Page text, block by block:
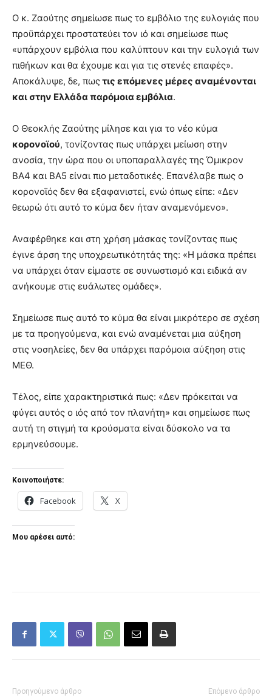
Ο κ. Ζαούτης σημείωσε πως το εμβόλιο της ευλογιάς που
προϋπάρχει προστατεύει τον ιό και σημείωσε πως
«υπάρχουν εμβόλια που καλύπτουν και την ευλογιά των
πιθήκων και θα έχουμε και για τις στενές επαφές».
Αποκάλυψε, δε, πωςτις επόμενες μέρες αναμένονται
και στην Ελλάδα παρόμοια εμβόλια.
Ο Θεοκλής Ζαούτης μίλησε και για το νέο κύμα
κορονοϊού, τονίζοντας πως υπάρχει μείωση στην
ανοσία, την ώρα που οι υποπαραλλαγές της Όμικρον
ΒΑ4 και ΒΑ5 είναι πιο μεταδοτικές. Επανέλαβε πως ο
κορονοϊός δεν θα εξαφανιστεί, ενώ όπως είπε: «Δεν
θεωρώ ότι αυτό το κύμα δεν ήταν αναμενόμενο».
Αναφέρθηκε και στη χρήση μάσκας τονίζοντας πως
έγινε άρση της υποχρεωτικότητάς της: «Η μάσκα πρέπει
να υπάρχει όταν είμαστε σε συνωστισμό και ειδικά αν
ανήκουμε στις ευάλωτες ομάδες».
Σημείωσε πως αυτό το κύμα θα είναι μικρότερο σε σχέση
με τα προηγούμενα, και ενώ αναμένεται μια αύξηση
στις νοσηλείες, δεν θα υπάρχει παρόμοια αύξηση στις
ΜΕΘ.
Τέλος, είπε χαρακτηριστικά πως: «Δεν πρόκειται να
φύγει αυτός ο ιός από τον πλανήτη» και σημείωσε πως
αυτή τη στιγμή τα κρούσματα είναι δύσκολο να τα
ερμηνεύσουμε.
Κοινοποιήστε:
Facebook X
Μου αρέσει αυτό:
Προηγούμενο άρθρο Επόμενο άρθρο